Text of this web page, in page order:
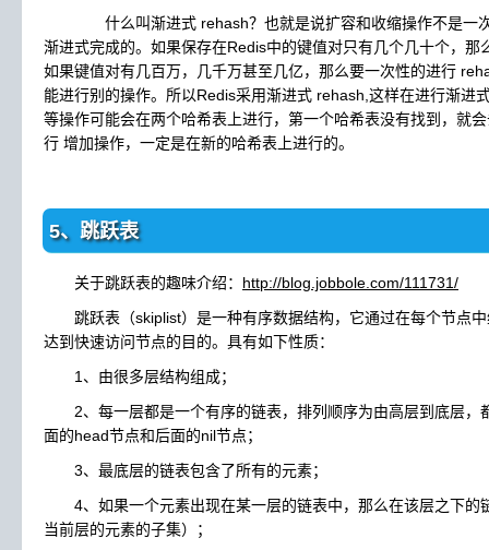
什么叫渐进式 rehash？也就是说扩容和收缩操作不是一次
渐进式完成的。如果保存在Redis中的键值对只有几个几十个，
如果键值对有几百万，几千万甚至几亿，那么要一次性的进行
能进行别的操作。所以Redis采用渐进式 rehash,这样在进行渐进
等操作可能会在两个哈希表上进行，第一个哈希表没有找到，就
行 增加操作，一定是在新的哈希表上进行的。
5、跳跃表
关于跳跃表的趣味介绍： http://blog.jobbole.com/111731/
跳跃表（skiplist）是一种有序数据结构，它通过在每个节点中
达到快速访问节点的目的。具有如下性质：
1、由很多层结构组成；
2、每一层都是一个有序的链表，排列顺序为由高层到底层，
面的head节点和后面的nil节点；
3、最底层的链表包含了所有的元素；
4、如果一个元素出现在某一层的链表中，那么在该层之下的
当前层的元素的子集）；